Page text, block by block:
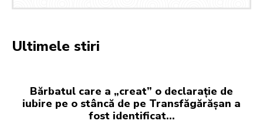
Ultimele stiri
Bărbatul care a „creat” o declarație de
iubire pe o stâncă de pe Transfăgărășan a
fost identificat…